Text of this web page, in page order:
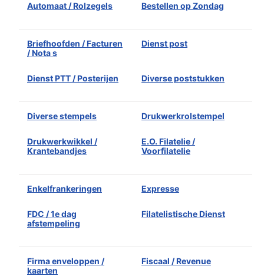
Automaat / Rolzegels Bestellen op Zondag
Briefhoofden / Facturen
/ Nota s
Dienst post
Dienst PTT / Posterijen Diverse poststukken
Diverse stempels Drukwerkrolstempel
Drukwerkwikkel /
Krantebandjes
E.O. Filatelie /
Voorfilatelie
Enkelfrankeringen Expresse
FDC / 1e dag
afstempeling
Filatelistische Dienst
Firma enveloppen /
kaarten
Fiscaal / Revenue